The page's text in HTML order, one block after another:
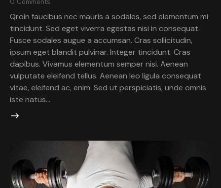
Qroin faucibus nec mauris a sodales, sed elementum mi
tincidunt. Sed eget viverra egestas nisi in consequat.
Fusce sodales augue a accumsan. Cras sollicitudin,
ipsum eget blandit pulvinar. Integer tincidunt. Cras
dapibus. Vivamus elementum semper nisi. Aenean
vulputate eleifend tellus. Aenean leo ligula consequat
vitae, eleifend ac, enim. Sed ut perspiciatis, unde omnis
iste natus…